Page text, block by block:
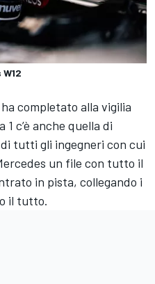
completato alla vigilia
c’è anche quella di
tutti gli ingegneri con cui
un file con tutto il
in pista, collegando i
il tutto.